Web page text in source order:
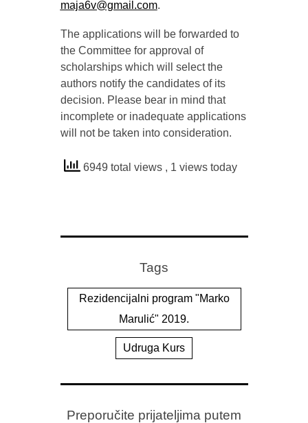
maja6v@gmail.com.
The applications will be forwarded to
the Committee for approval of
scholarships which will select the
authors notify the candidates of its
decision. Please bear in mind that
incomplete or inadequate applications
will not be taken into consideration.
6949 total views , 1 views today
Tags
Rezidencijalni program "Marko
Marulić" 2019.
Udruga Kurs
Preporučite prijateljima putem